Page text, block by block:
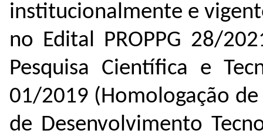
institucionalmente e
no Edital PROPPG 28/
Pesquisa Científica e
01/2019 (Homologação
de Desenvolvimento